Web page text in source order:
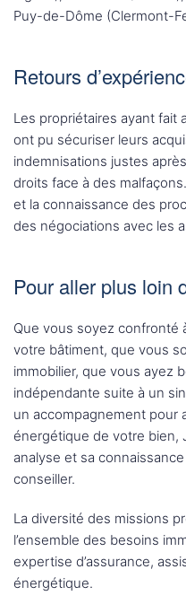
Puy-de-Dôme (Clermont-
Retours
Les propriétaires ayant fait
ont pu sécuriser leurs
indemnisations justes
droits face à des
et la connaissance des
des négociations avec les
Pour aller plus loin
Que vous soyez confronté
votre bâtiment, que vous
immobilier, que vous ayez
indépendante suite à un
un accompagnement pour
énergétique de votre bien,
analyse et sa
conseiller.
La diversité des missions
l’ensemble des besoins
expertise d’assurance,
énergétique.